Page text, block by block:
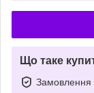
Що таке
Замовлення